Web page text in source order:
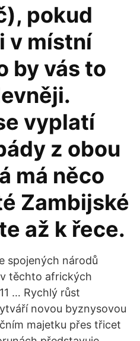
pokud
v místní
by vás to
vyplatí
z obou
má něco
Zambijské
až k řece.
spojených národů
těchto afrických
… Rychlý růst
novou byznysovou
majetku přes třicet